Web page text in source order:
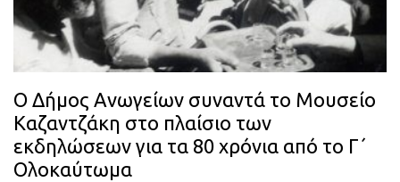
Ο Δήμος Ανωγείων συναντά το Μουσείο
Καζαντζάκη στο πλαίσιο των
εκδηλώσεων για τα 80 χρόνια από το Γ΄
Ολοκαύτωμα